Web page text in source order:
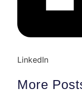
LinkedIn
More